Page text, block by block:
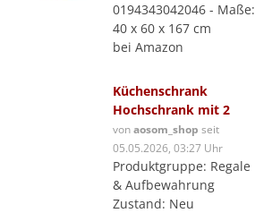
0194343042046 - Maße:
40 x 60 x 167 cm
bei Amazon
Küchenschrank
Hochschrank mit 2
vonaosom_shop seit
05.05.2026, 03:27 Uhr
Produktgruppe: Regale
& Aufbewahrung
Zustand: Neu